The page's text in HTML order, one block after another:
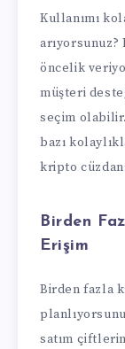
Kullanımı
arıyorsunuz?
öncelik
müşteri
seçim
bazı
kripto
Birden
Erişim
Birden fazla
satım